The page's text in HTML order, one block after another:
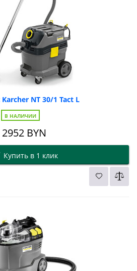
NT 30/1 Tact L
В НАЛИЧИИ
2952 BYN
Купить в 1 клик